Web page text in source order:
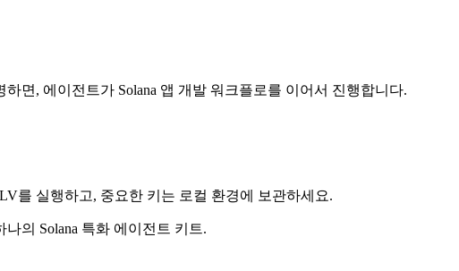
면, 에이전트가 Solana 앱 개발 워크플로를 이어서 진행합니다.
를 실행하고, 중요한 키는 로컬 환경에 보관하세요.
의 Solana 특화 에이전트 키트.